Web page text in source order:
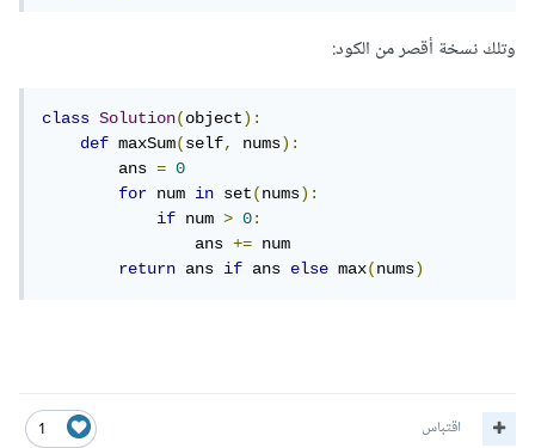
وتلك نسخة أقصر من الكود:
class Solution(object):
def maxSum(self, nums):
        ans
=
0
for num in set(nums):
if num > 0:
                ans
+= num
return ans if ans else max(nums)
1 اقتباس